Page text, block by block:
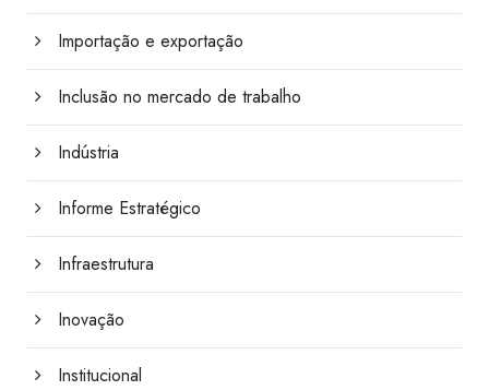
Importação e exportação
Inclusão no mercado de trabalho
Indústria
Informe Estratégico
Infraestrutura
Inovação
Institucional